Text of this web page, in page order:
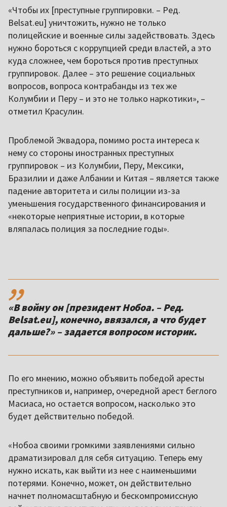
«Чтобы их [преступные группировки. – Ред.
Belsat.eu] уничтожить, нужно не только
полицейские и военные силы задействовать. Здесь
нужно бороться с коррупцией среди властей, а это
куда сложнее, чем бороться против преступных
группировок. Далее – это решение социальных
вопросов, вопроса контрабанды из тех же
Колумбии и Перу – и это не только наркотики», –
отметил Красулин.
Проблемой Эквадора, помимо роста интереса к
нему со стороны иностранных преступных
группировок – из Колумбии, Перу, Мексики,
Бразилии и даже Албании и Китая – является также
падение авторитета и силы полиции из-за
уменьшения государственного финансирования и
«некоторые неприятные истории, в которые
вляпалась полиция за последние годы».
,,
«В войну он [президент Нобоа. – Ред.
Belsat.eu], конечно, ввязался, а что будет
дальше?» – задается вопросом историк.
По его мнению, можно объявить победой аресты
преступников и, например, очередной арест беглого
Масиаса, но остается вопросом, насколько это
будет действительно победой.
«Нобоа своими громкими заявлениями сильно
драматизировал для себя ситуацию. Теперь ему
нужно искать, как выйти из нее с наименьшими
потерями. Конечно, может, он действительно
начнет полномасштабную и бескомпромиссную